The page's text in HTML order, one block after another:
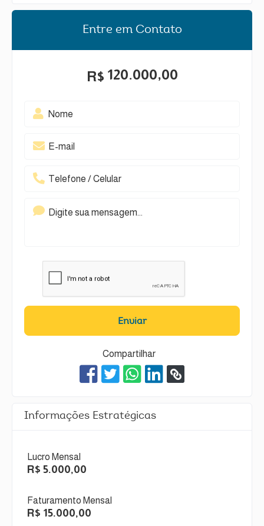
Entre em Contato
R$ 120.000,00
Enviar
Compartilhar
Informações Estratégicas
Lucro Mensal
R$ 5.000,00
Faturamento Mensal
R$ 15.000,00